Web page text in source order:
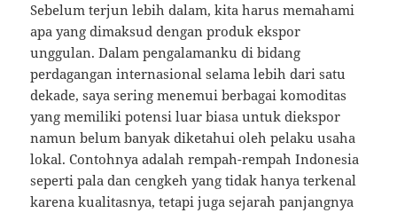
Sebelum terjun lebih dalam, kita harus memahami
apa yang dimaksud dengan produk ekspor
unggulan. Dalam pengalamanku di bidang
perdagangan internasional selama lebih dari satu
dekade, saya sering menemui berbagai komoditas
yang memiliki potensi luar biasa untuk diekspor
namun belum banyak diketahui oleh pelaku usaha
lokal. Contohnya adalah rempah-rempah Indonesia
seperti pala dan cengkeh yang tidak hanya terkenal
karena kualitasnya, tetapi juga sejarah panjangnya